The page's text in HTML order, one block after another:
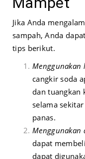
Jika Anda
sampah, Anda
tips berikut.
Menggunakan
cangkir soda
dan tuangkan
selama
panas.
Menggunakan
dapat
dapat